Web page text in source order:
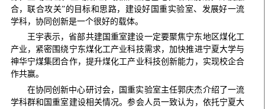
合，联合攻关”的目标和思路，建设好国重实验室、发展好一流
学科，协同创新是一个很好的载体。
王宇表示，省部共建国重室建设一定要聚焦宁东地区煤化工
产业，紧密围绕宁东煤化工产业科技需求，加快推进宁夏大学与
神华宁煤集团合作，提升煤化工产业科技创新能力，实现校企合
作共赢。
在协同创新中心研讨会，国重实验室主任郭庆杰介绍了一流
学科群和国重室建设相关情况。参会人员一致认为，依托宁夏大